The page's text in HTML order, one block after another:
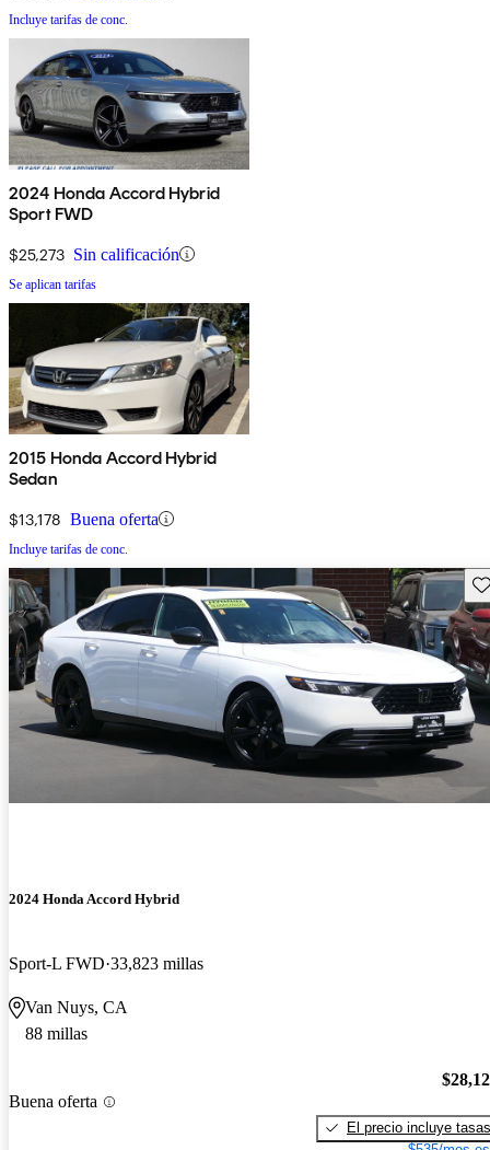
Incluye tarifas de conc.
2024 Honda Accord Hybrid
Sport FWD
$25,273 Sin calificación
Se aplican tarifas
2015 Honda Accord Hybrid
Sedan
$13,178 Buena oferta
Incluye tarifas de conc.
2024 Honda Accord Hybrid
Sport-L FWD 33,823 millas
Van Nuys, CA
88 millas
Buena oferta
El precio incluye tasas